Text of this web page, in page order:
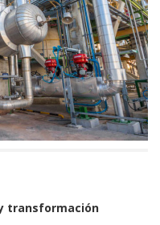
transformación